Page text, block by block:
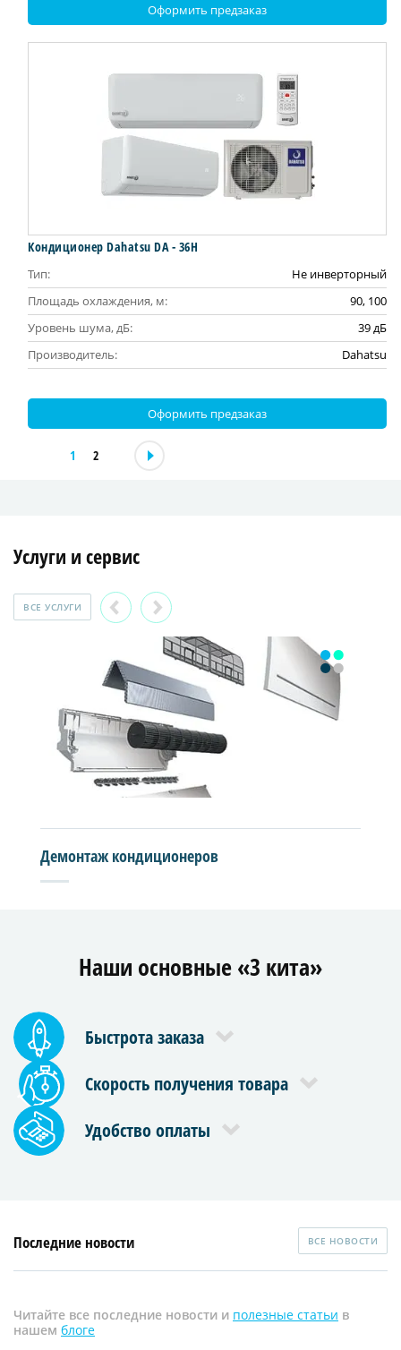
Оформить предзаказ
Кондиционер Dahatsu DA - 36H
Тип:
Не инверторный
Площадь охлаждения, м:
90, 100
Уровень шума, дБ:
39 дБ
Производитель:
Dahatsu
Оформить предзаказ
1 2
Услуги и сервис
ВСЕ УСЛУГИ
Демонтаж кондиционеров
Наши основные «3 кита»
Быстрота заказа
Скорость получения товара
Удобство оплаты
Последние новости ВСЕ НОВОСТИ
Читайте все последние новости и полезные статьи в
нашем блоге